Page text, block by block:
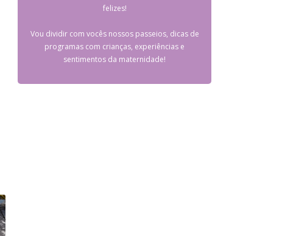
felizes!
Vou dividir com vocês nossos passeios, dicas de
programas com crianças, experiências e
sentimentos da maternidade!